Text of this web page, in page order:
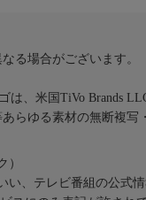
る場合がございます。
は、米国TiVo Brands
らゆる素材の無断複写
）
い、テレビ番組の公式